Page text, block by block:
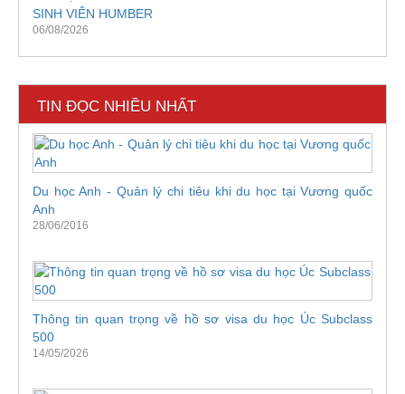
SINH VIÊN HUMBER
06/08/2026
TIN ĐỌC NHIỀU NHẤT
Du học Anh - Quản lý chi tiêu khi du học tại Vương quốc
Anh
28/06/2016
Thông tin quan trọng về hồ sơ visa du học Úc Subclass
500
14/05/2026